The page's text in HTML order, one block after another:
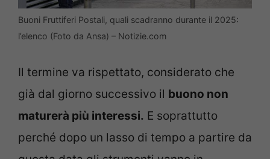
Buoni Fruttiferi Postali, quali scadranno durante il 2025:
l’elenco (Foto da Ansa) – Notizie.com
Il termine va rispettato, considerato che
già dal giorno successivo il buono non
maturerà più interessi. E soprattutto
perché dopo un lasso di tempo a partire da